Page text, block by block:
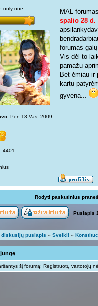
only one
Pen 13 Vas, 2009
4401
MAL
spalio 28 d.
forumas
Vis dėl to
pamažu
Bet ėmiau ir
kartu
gyvena...
Rodyti paskutinius
Puslapis 1
diskusijų puslapis » Sveiki! »
šį forumą: Registruotų vartotojų